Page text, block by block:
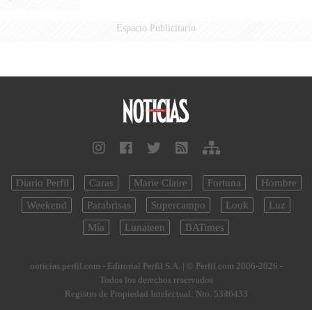
Espacio Publicitario
Diario Perfil Caras Marie Claire Fortuna
Hombre
Weekend
Parabrisas Supercampo Look
Luz
Mía
Lunateen BATimes
noticias.perfil.com - Editorial Perfil S.A. | © Perfil.com 2006-2026 -
Todos los derechos reservados
Registro de Propiedad Intelectual: Nro. 5346433